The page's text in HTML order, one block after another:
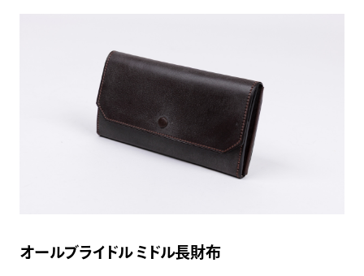
オールブライドル ミドル長財布